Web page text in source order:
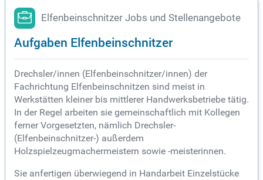
Elfenbeinschnitzer Jobs und Stellenangebote
Aufgaben Elfenbeinschnitzer
Drechsler/innen (Elfenbeinschnitzer/innen) der
Fachrichtung Elfenbeinschnitzen sind meist in
Werkstätten kleiner bis mittlerer Handwerksbetriebe tätig.
In der Regel arbeiten sie gemeinschaftlich mit Kollegen
ferner Vorgesetzten, nämlich Drechsler-
(Elfenbeinschnitzer-) außerdem
Holzspielzeugmachermeistern sowie -meisterinnen.
Sie anfertigen überwiegend in Handarbeit Einzelstücke